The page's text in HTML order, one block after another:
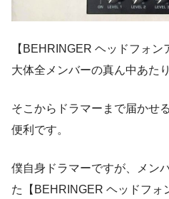
【BEHRINGER ヘッドフォン
大体全メンバーの真ん中あた
そこからドラマーまで届かせ
便利です。
僕自身ドラマーですが、メン
た【BEHRINGER ヘッドフォ